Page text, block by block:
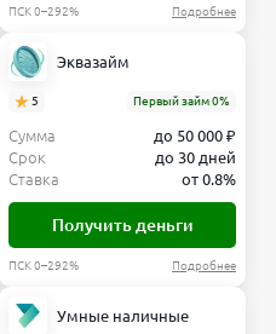
ПСК 0–292% Подробнее
Эквазайм
5 Первый займ 0%
Сумма
до 50 000 ₽
Срок
до 30 дней
Ставка
от 0.8%
Получить деньги
ПСК 0–292% Подробнее
Умные наличные